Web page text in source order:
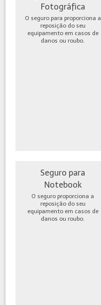
Fotográfica
O seguro para proporciona a
reposição do seu
equipamento em casos de
danos ou roubo.
Seguro para
Notebook
O seguro proporciona a
reposição do seu
equipamento em casos de
danos ou roubo.